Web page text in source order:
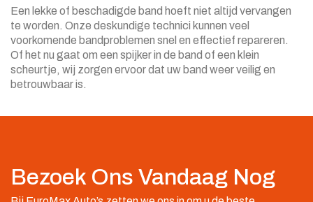
Een lekke of beschadigde band hoeft niet altijd vervangen
te worden. Onze deskundige technici kunnen veel
voorkomende bandproblemen snel en effectief repareren.
Of het nu gaat om een spijker in de band of een klein
scheurtje, wij zorgen ervoor dat uw band weer veilig en
betrouwbaar is.
Bezoek Ons Vandaag Nog